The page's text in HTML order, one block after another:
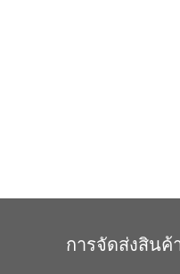
การจัดส่งสินค้